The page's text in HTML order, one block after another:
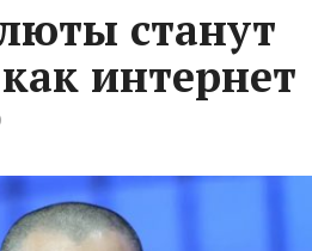
станут
интернет